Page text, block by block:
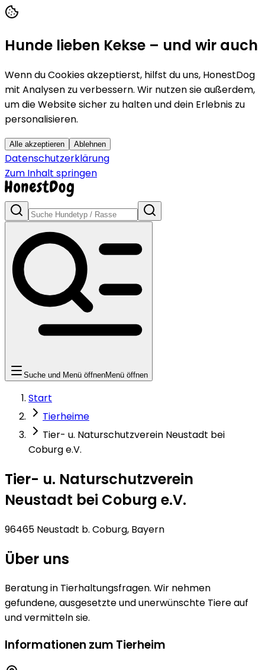
Hunde lieben Kekse – und wir auch
Wenn du Cookies akzeptierst, hilfst du uns, HonestDog
mit Analysen zu verbessern. Wir nutzen sie außerdem,
um die Website sicher zu halten und dein Erlebnis zu
personalisieren.
Alle akzeptieren Ablehnen
Datenschutzerklärung
Zum Inhalt springen
Suche und Menü öffnenMenü öffnen
Start
Tierheime
Tier- u. Naturschutzverein Neustadt bei
Coburg e.V.
Tier- u. Naturschutzverein
Neustadt bei Coburg e.V.
96465 Neustadt b. Coburg, Bayern
Über uns
Beratung in Tierhaltungsfragen. Wir nehmen
gefundene, ausgesetzte und unerwünschte Tiere auf
und vermitteln sie.
Informationen zum Tierheim